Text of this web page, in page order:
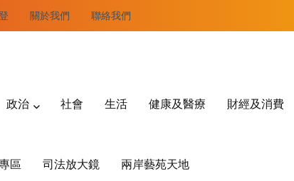
關於我們 聯絡我們
政治 社會 生活 健康及醫療 財經及消費
區 司法放大鏡 兩岸藝苑天地